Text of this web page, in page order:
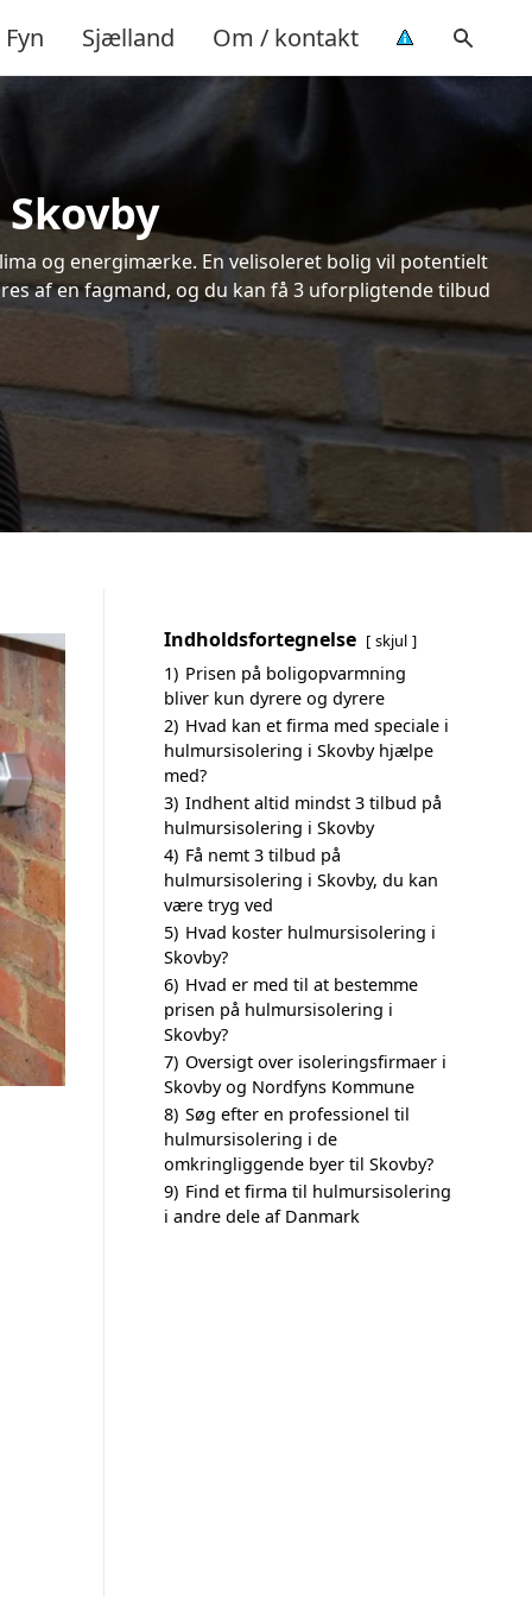
Fyn Sjælland Om / kontakt
og energimærke. En velisoleret bolig vil potentielt
af en fagmand, og du kan få 3 uforpligtende tilbud
Indholdsfortegnelse skjul
1) Prisen på boligopvarmning
bliver kun dyrere og dyrere
2) Hvad kan et firma med speciale i
hulmursisolering i Skovby hjælpe
med?
3) Indhent altid mindst 3 tilbud på
hulmursisolering i Skovby
4) Få nemt 3 tilbud på
hulmursisolering i Skovby, du kan
være tryg ved
5) Hvad koster hulmursisolering i
Skovby?
6) Hvad er med til at bestemme
prisen på hulmursisolering i
Skovby?
7) Oversigt over isoleringsfirmaer i
Skovby og Nordfyns Kommune
8) Søg efter en professionel til
hulmursisolering i de
omkringliggende byer til Skovby?
9) Find et firma til hulmursisolering
i andre dele af Danmark